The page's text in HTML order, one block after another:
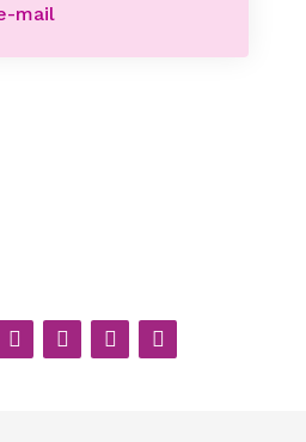
mail
LinkedInPinterestWhatsApp